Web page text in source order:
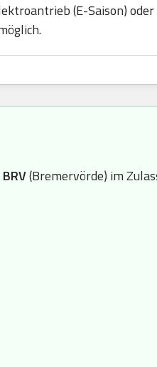
(E-Saison) oder
BRV(Bremervörde) im